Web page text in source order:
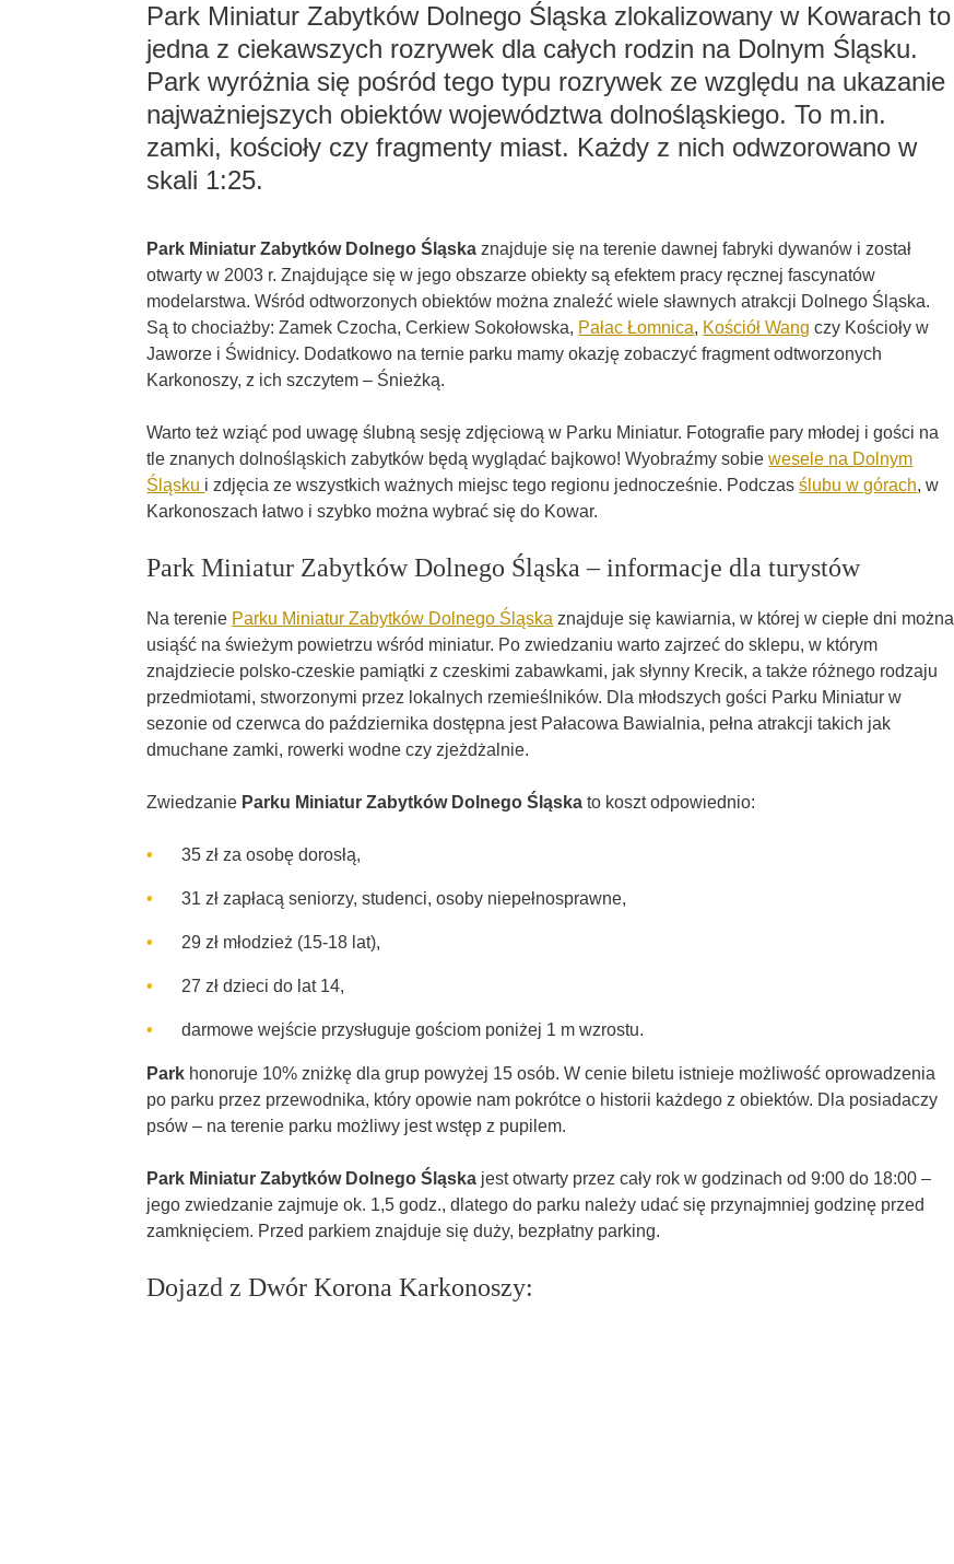
Park Miniatur Zabytków Dolnego Śląska zlokalizowany w Kowarach to
jedna z ciekawszych rozrywek dla całych rodzin na Dolnym Śląsku.
Park wyróżnia się pośród tego typu rozrywek ze względu na ukazanie
najważniejszych obiektów województwa dolnośląskiego. To m.in.
zamki, kościoły czy fragmenty miast. Każdy z nich odwzorowano w
skali 1:25.
Park Miniatur Zabytków Dolnego Śląska znajduje się na terenie dawnej fabryki dywanów i został
otwarty w 2003 r. Znajdujące się w jego obszarze obiekty są efektem pracy ręcznej fascynatów
modelarstwa. Wśród odtworzonych obiektów można znaleźć wiele sławnych atrakcji Dolnego Śląska.
Są to chociażby: Zamek Czocha, Cerkiew Sokołowska, Pałac Łomnica, Kościół Wang czy Kościoły w
Jaworze i Świdnicy. Dodatkowo na ternie parku mamy okazję zobaczyć fragment odtworzonych
Karkonoszy, z ich szczytem – Śnieżką.
Warto też wziąć pod uwagę ślubną sesję zdjęciową w Parku Miniatur. Fotografie pary młodej i gości na
tle znanych dolnośląskich zabytków będą wyglądać bajkowo! Wyobraźmy sobiewesele na Dolnym
Śląsku i zdjęcia ze wszystkich ważnych miejsc tego regionu jednocześnie. Podczasślubu w górach, w
Karkonoszach łatwo i szybko można wybrać się do Kowar.
Park Miniatur Zabytków Dolnego Śląska – informacje dla turystów
Na terenie Parku Miniatur Zabytków Dolnego Śląska znajduje się kawiarnia, w której w ciepłe dni można
usiąść na świeżym powietrzu wśród miniatur. Po zwiedzaniu warto zajrzeć do sklepu, w którym
znajdziecie polsko-czeskie pamiątki z czeskimi zabawkami, jak słynny Krecik, a także różnego rodzaju
przedmiotami, stworzonymi przez lokalnych rzemieślników. Dla młodszych gości Parku Miniatur w
sezonie od czerwca do października dostępna jest Pałacowa Bawialnia, pełna atrakcji takich jak
dmuchane zamki, rowerki wodne czy zjeżdżalnie.
Zwiedzanie Parku Miniatur Zabytków Dolnego Śląska to koszt odpowiednio:
35 zł za osobę dorosłą,
31 zł zapłacą seniorzy, studenci, osoby niepełnosprawne,
29 zł młodzież (15-18 lat),
27 zł dzieci do lat 14,
darmowe wejście przysługuje gościom poniżej 1 m wzrostu.
Park honoruje 10% zniżkę dla grup powyżej 15 osób. W cenie biletu istnieje możliwość oprowadzenia
po parku przez przewodnika, który opowie nam pokrótce o historii każdego z obiektów. Dla posiadaczy
psów – na terenie parku możliwy jest wstęp z pupilem.
Park Miniatur Zabytków Dolnego Śląska jest otwarty przez cały rok w godzinach od 9:00 do 18:00 –
jego zwiedzanie zajmuje ok. 1,5 godz., dlatego do parku należy udać się przynajmniej godzinę przed
zamknięciem. Przed parkiem znajduje się duży, bezpłatny parking.
Dojazd z Dwór Korona Karkonoszy: